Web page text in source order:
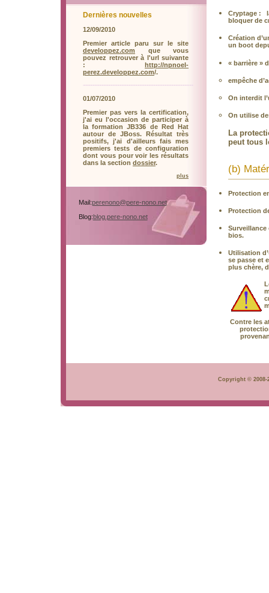
Dernières nouvelles
12/09/2010
Premier article paru sur le site
developpez.com que vous
pouvez retrouver à l'url suivante
: http://npnoel-
perez.developpez.com/.
01/07/2010
Premier pas vers la certification,
j'ai eu l'occasion de participer à
la formation JB336 de Red Hat
autour de JBoss. Résultat très
positifs, j'ai d'ailleurs fais mes
premiers tests de configuration
dont vous pour voir les résultats
dans la section dossier.
plus
Mail:perenono@pere-nono.net
Blog:blog.pere-nono.net
Cryptage :
bloquer de
Création
un boot
« barrière »
empêche
On interdit
On utilise
La
peut tous
(b)
Protection
Protection
Surveillance
bios.
Utilisation
se passe et
plus chère,
Contre les
Copyright © 2008-